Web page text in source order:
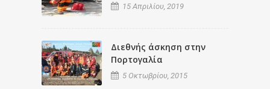
15 Απριλίου, 2019
Διεθνής άσκηση στην
Πορτογαλία
5 Οκτωβρίου, 2015